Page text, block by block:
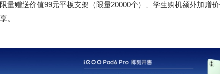
限量赠送价值99元平板支架（限量20000个）、学生购机额外加赠
享。